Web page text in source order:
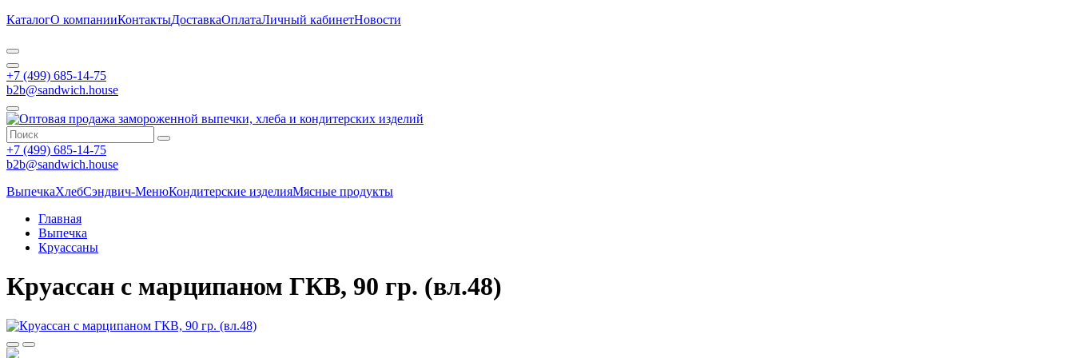
КаталогО компанииКонтактыДоставкаОплатаЛичный кабинетНовости
+7 (499) 685-14-75
b2b@sandwich.house
+7 (499) 685-14-75
b2b@sandwich.house
ВыпечкаХлебСэндвич-МенюКондитерские изделияМясные продукты
Главная
Выпечка
Круассаны
Круассан с марципаном ГКВ, 90 гр. (вл.48)